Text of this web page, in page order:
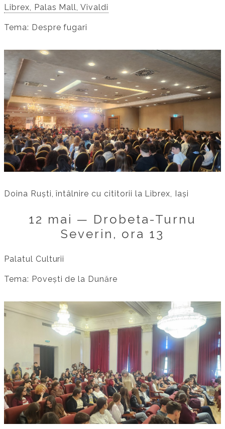
Librex, Palas Mall, Vivaldi
Tema: Despre fugari
Doina Ruști, întâlnire cu cititorii la Librex, Iași
12 mai — Drobeta-Turnu
Severin, ora 13
Palatul Culturii
Tema: Povești de la Dunăre